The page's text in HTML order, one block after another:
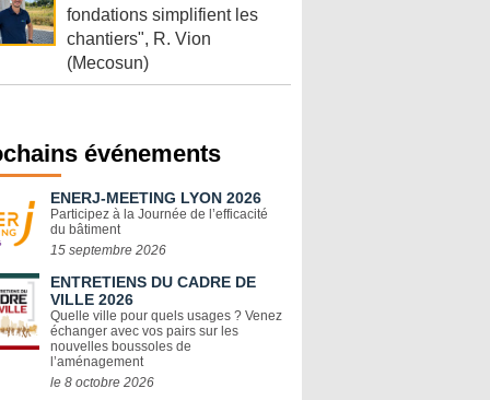
fondations simplifient les
chantiers", R. Vion
(Mecosun)
événements
ENERJ-MEETING LYON 2026
Participez à la Journée de l’efficacité
du bâtiment
15 septembre 2026
ENTRETIENS DU CADRE DE
VILLE 2026
Quelle ville pour quels usages ? Venez
échanger avec vos pairs sur les
nouvelles boussoles de
l’aménagement
le 8 octobre 2026